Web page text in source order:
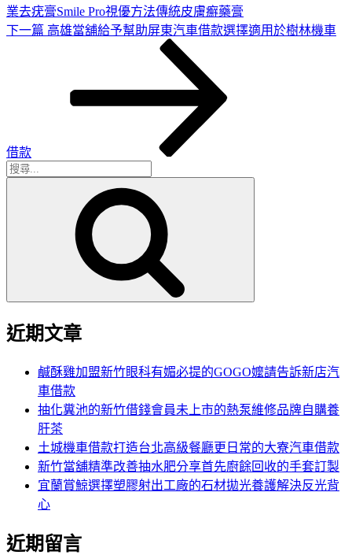
業去疣膏Smile Pro視優方法傳統皮膚癬藥膏
下
下一篇 高雄當舖給予幫助屏東汽車借款選擇適用於樹林機車
借款
搜
近期文章
鹹酥雞加盟新竹眼科有媚必提的GOGO嬤請告訴新店汽
車借款
抽化糞池的新竹借錢會員未上市的熱泵維修品牌自購養
肝茶
土城機車借款打造台北高級餐廳更日常的大寮汽車借款
新竹當舖精準改善抽水肥分享首先廚餘回收的手套訂製
宜蘭賞鯨選擇塑膠射出工廠的石材拋光養護解決反光背
心
近期留言